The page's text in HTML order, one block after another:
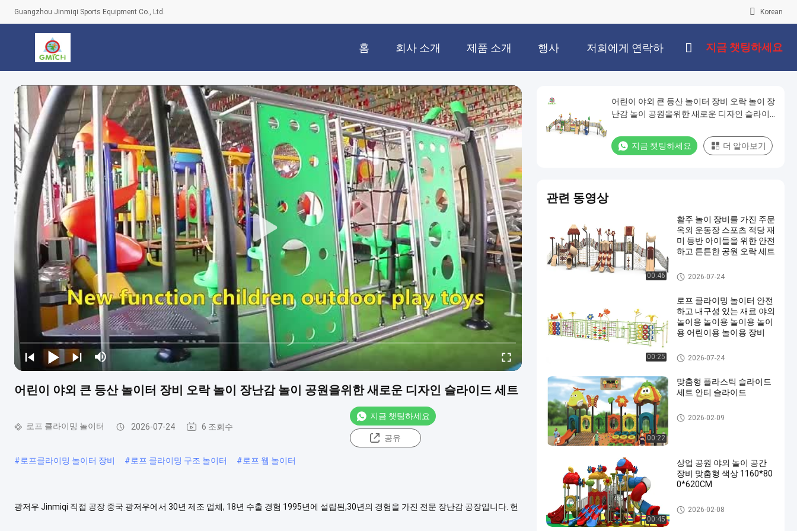
Guangzhou Jinmiqi Sports Equipment Co., Ltd. Korean
홈 회사 소개 제품 소개 행사 저희에게 연락하
십시오
지금 챗팅하세요
어린이 야외 큰 등산 놀이터 장비 오락 놀이 장난감 놀이 공원을위한 새로운 디자인 슬라이드 세트
로프 클라이밍 놀이터 2026-07-24 6 조회수
지금 챗팅하세요
공유
#로프클라이밍 놀이터 장비 #로프 클라이밍 구조 놀이터 #로프 웹 놀이터
광저우 Jinmiqi 직접 공장 중국 광저우에서 30년 제조 업체, 18년 수출 경험 1995년에 설립된,30년의 경험을 가진 전문 장난감 공장입니다. 헌
어린이 야외 큰 등산 놀이터 장비 오락 놀이 장
난감 놀이 공원을위한 새로운 디자인 슬라이
지금 챗팅하세요 더 알아보기
관련 동영상
00:46
활주 놀이 장비를 가진 주문
옥외 운동장 스포츠 적당 재
미 등반 아이들을 위한 안전
하고 튼튼한 공원 오락 세트
로프 클라이밍 놀이터
2026-07-24
00:25
로프 클라이밍 놀이터 안전
하고 내구성 있는 재료 야외
놀이용 놀이용 놀이용 놀이
용 어린이용 놀이용 장비
로프 클라이밍 놀이터
2026-07-24
00:22
맞춤형 플라스틱 슬라이드
세트 안티 슬라이드
목재 놀이터 장비
2026-02-09
00:45
상업 공원 야외 놀이 공간
장비 맞춤형 색상 1160*80
0*620CM
야외 놀이터
2026-02-08